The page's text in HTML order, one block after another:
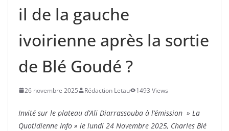
il de la gauche
ivoirienne après la sortie
de Blé Goudé ?
26 novembre 2025 Rédaction Letau 1493 Views
Invité sur le plateau d’Ali Diarrassouba à l’émission » La
Quotidienne Info » le lundi 24 Novembre 2025, Charles Blé